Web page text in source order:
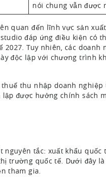
nói chung vẫn được
quan đến lĩnh vực sản
đáp ứng điều kiện có
Tuy nhiên, các doanh
độc lập với chương trình
thu nhập doanh nghiệp
được hưởng chính sách
tắc: xuất khẩu quốc
trường quốc tế. Dưới đây
tham gia.